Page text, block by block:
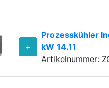
+
Prozesskühler
kW 14.11
Artikelnummer: